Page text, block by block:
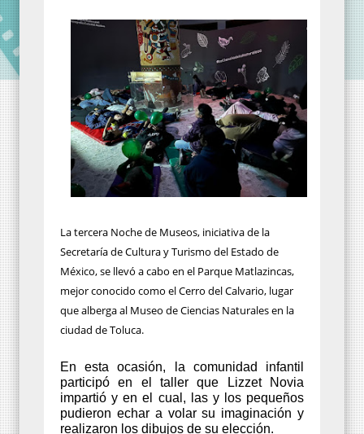
La tercera Noche de Museos, iniciativa de la
Secretaría de Cultura y Turismo del Estado de
México, se llevó a cabo en el Parque Matlazincas,
mejor conocido como el Cerro del Calvario, lugar
que alberga al Museo de Ciencias Naturales en la
ciudad de Toluca.
En esta ocasión, la comunidad infantil
participó en el taller que Lizzet Novia
impartió y en el cual, las y los pequeños
pudieron echar a volar su imaginación y
realizaron los dibujos de su elección.